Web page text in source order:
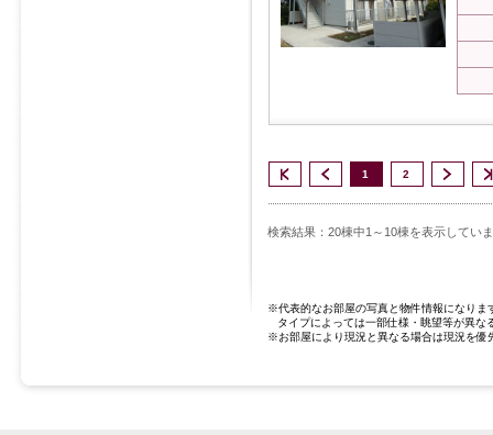
1 2
検索結果：20棟中1～10棟を表示してい
※代表的なお部屋の写真と物件情報になりま
タイプによっては一部仕様・眺望等が異な
※お部屋により現況と異なる場合は現況を優